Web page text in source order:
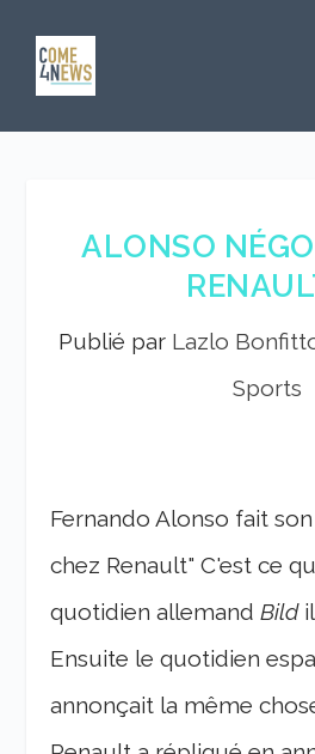
ALONSO
Publié par Lazlo
Sports
Fernando Alonso fait
chez Renault" C'est ce
quotidien allemandBild
Ensuite le quotidien
annonçait la même